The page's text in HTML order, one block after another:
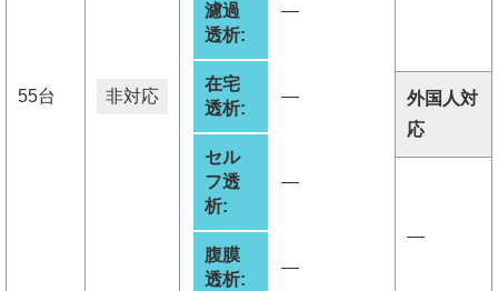
55台 非対応
濾過
透析:
―
在宅
透析:
―
セル
フ透
析:
―
腹膜
透析:
―
外国人対
応
―